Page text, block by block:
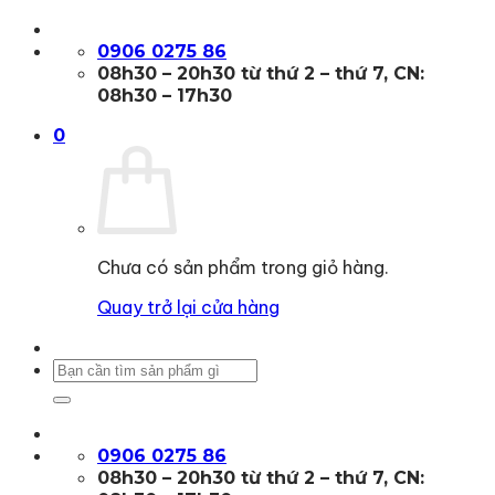
qua
0906 0275 86
08h30 – 20h30 từ thứ 2 – thứ 7, CN:
08h30 – 17h30
0
Chưa có sản phẩm trong giỏ hàng.
Quay trở lại cửa hàng
Tìm
0906 0275 86
08h30 – 20h30 từ thứ 2 – thứ 7, CN: